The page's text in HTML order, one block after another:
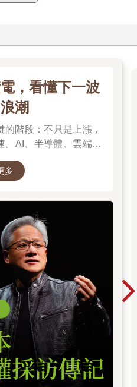
，看懂下一波
潮
的階段：不只是上漲，
。AI、半導體、雲端運
升級。尤其台灣憑藉晶
場浪潮中，有一個名字
），他正在定義
積電則是全球晶片製造
資料中心到記憶體與伺
重新定價，帶動企業獲
這不只是股市行情，而
AI正在重寫產業分工，
球經濟結構。
多